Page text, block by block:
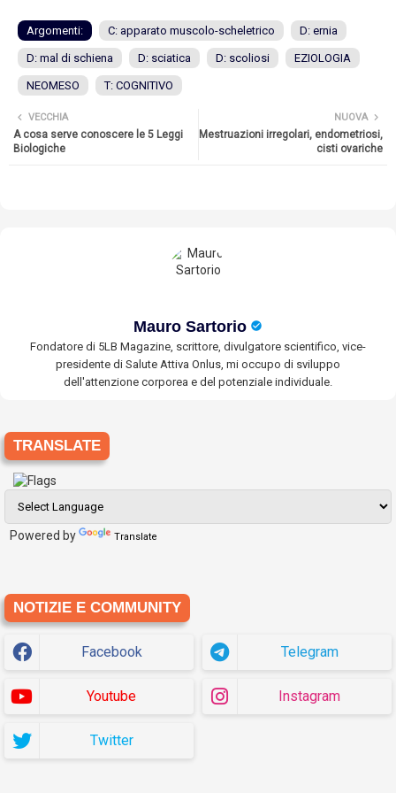
Argomenti: C: apparato muscolo-scheletrico D: ernia
D: mal di schiena D: sciatica D: scoliosi EZIOLOGIA
NEOMESO T: COGNITIVO
NUOVA
Mestruazioni irregolari, endometriosi,
cisti ovariche
VECCHIA
A cosa serve conoscere le 5 Leggi
Biologiche
Mauro Sartorio
Fondatore di 5LB Magazine, scrittore, divulgatore scientifico, vice-
presidente di Salute Attiva Onlus, mi occupo di sviluppo
dell'attenzione corporea e del potenziale individuale.
TRANSLATE
Powered by Translate
NOTIZIE E COMMUNITY
Facebook Telegram
Youtube Instagram
Twitter